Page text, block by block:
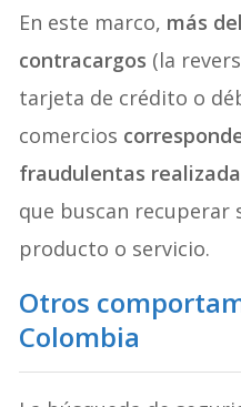
En este marco, más
contracargos (la
tarjeta de crédito o
comercios
fraudulentas
que buscan recuperar
producto o servicio.
Otros
Colombia